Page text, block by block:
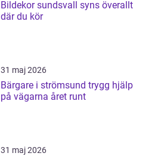
Bildekor sundsvall syns överallt
där du kör
31 maj 2026
Bärgare i strömsund trygg hjälp
på vägarna året runt
31 maj 2026